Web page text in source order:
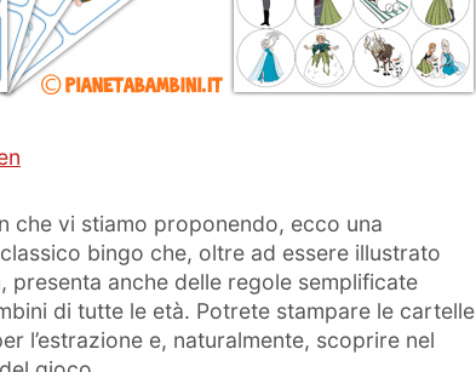
che vi stiamo proponendo, ecco una
bingo che, oltre ad essere illustrato
presenta anche delle regole semplificate
di tutte le età. Potrete stampare le cartelle
l’estrazione e, naturalmente, scoprire nel